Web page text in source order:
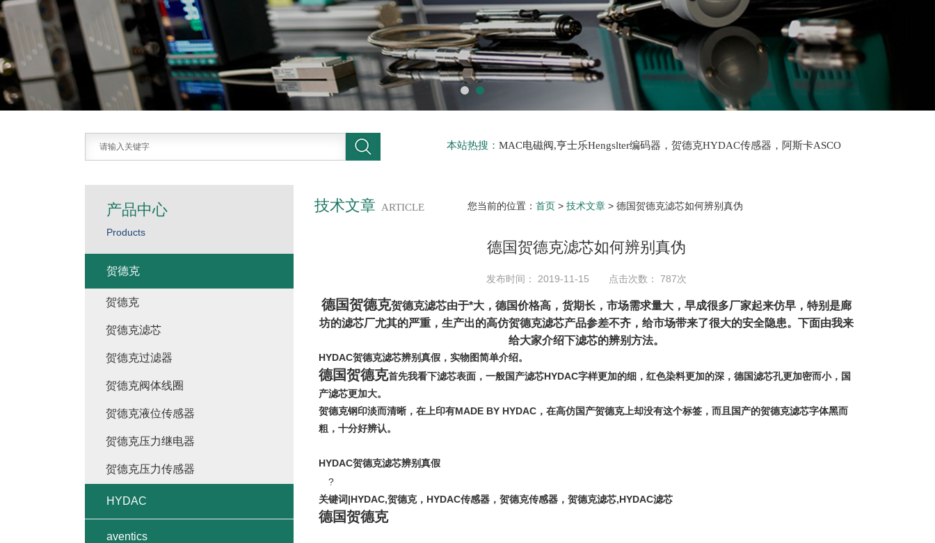
本站热搜： MAC电磁阀,亨士乐Hengslter编码器，贺德克HYDAC传感器，阿斯卡ASCO
技术文章 ARTICLE 您当前的位置： 首页 > 技术文章 > 德国贺德克滤芯如何辨别真伪
德国贺德克滤芯如何辨别真伪
发布时间： 2019-11-15 点击次数： 787次
德国贺德克贺德克滤芯由于*大，德国价格高，货期长，市场需求量大，早成很多厂家起来仿早，特别是廊
坊的滤芯厂尤其的严重，生产出的高仿贺德克滤芯产品参差不齐，给市场带来了很大的安全隐患。下面由我来
给大家介绍下滤芯的辨别方法。
HYDAC贺德克滤芯辨别真假，实物图简单介绍。
德国贺德克首先我看下滤芯表面，一般国产滤芯HYDAC字样更加的细，红色染料更加的深，德国滤芯孔更加密而小，国
产滤芯更加大。
贺德克钢印淡而清晰，在上印有MADE BY HYDAC，在高仿国产贺德克上却没有这个标签，而且国产的贺德克滤芯字体黑而
粗，十分好辨认。
HYDAC贺德克滤芯辨别真假
?
关键词|HYDAC,贺德克，HYDAC传感器，贺德克传感器，贺德克滤芯,HYDAC滤芯
德国贺德克
产品中心
Products
贺德克
贺德克
贺德克滤芯
贺德克过滤器
贺德克阀体线圈
贺德克液位传感器
贺德克压力继电器
贺德克压力传感器
HYDAC
aventics